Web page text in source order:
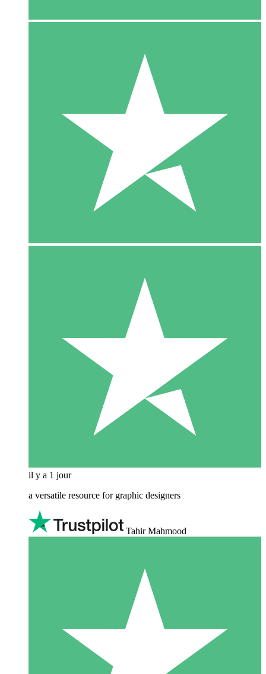
il y a 1 jour
a versatile resource for graphic designers
Tahir Mahmood